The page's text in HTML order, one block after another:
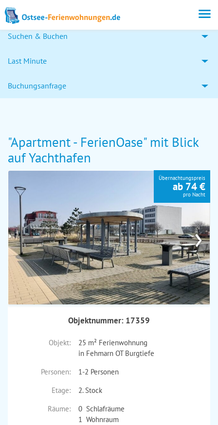
Suchen & Buchen
Last Minute
Buchungsanfrage
"Apartment - FerienOase" mit Blick
auf Yachthafen
›
Übernachtungspreis
ab 74 €
pro Nacht
Objektnummer: 17359
Objekt:
25 m² Ferienwohnung
in Fehmarn OT Burgtiefe
Personen:
1-2 Personen
Etage:
2. Stock
Räume:
0 Schlafräume
1 Wohnraum